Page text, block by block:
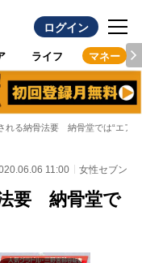
ログイン
ライフ マネー
れる納骨法要 納骨堂では“エア
11:00 女性セブン
要 納骨堂で